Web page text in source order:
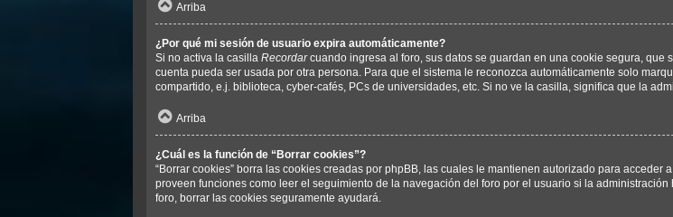
Arriba
¿Por qué mi sesión de usuario expira automáticamente?
Si no activa la casilla Recordarcuando ingresa al foro, sus datos se guardan en una cookie segura,
cuenta pueda ser usada por otra persona. Para que el sistema le reconozca automáticamente solo
compartido, e.j. biblioteca, cyber-cafés, PCs de universidades, etc. Si no ve la casilla, significa que la
Arriba
¿Cuál es la función de “Borrar cookies”?
“Borrar cookies” borra las cookies creadas por phpBB, las cuales le mantienen autorizado para
proveen funciones como leer el seguimiento de la navegación del foro por el usuario si la
foro, borrar las cookies seguramente ayudará.